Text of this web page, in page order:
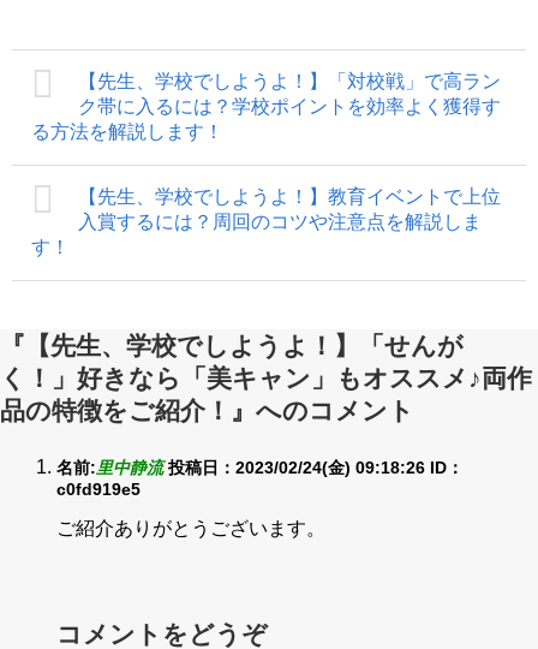
【先生、学校でしようよ！】「対校戦」で高ラン
ク帯に入るには？学校ポイントを効率よく獲得す
る方法を解説します！
【先生、学校でしようよ！】教育イベントで上位
入賞するには？周回のコツや注意点を解説しま
す！
『【先生、学校でしようよ！】「せんが
く！」好きなら「美キャン」もオススメ♪両作
品の特徴をご紹介！』へのコメント
名前:里中静流 投稿日：2023/02/24(金) 09:18:26 ID：
c0fd919e5
ご紹介ありがとうございます。
コメントをどうぞ